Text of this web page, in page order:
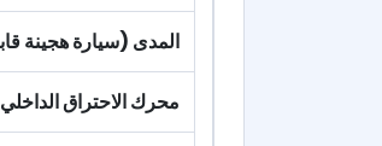
المدى (سيارة هجينة
محرك الاحتراق الداخلي